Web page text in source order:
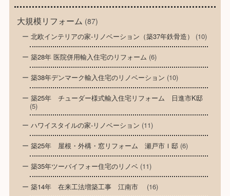
大規模リフォーム (87)
北欧インテリアの家-リノベーション（築37年鉄骨造） (10)
築28年 医院併用輸入住宅のリフォーム (6)
築38年デンマーク輸入住宅のリノベーション (10)
築25年 チューダー様式輸入住宅リフォーム 日進市K邸
(5)
ハワイスタイルの家-リノベーション (11)
築25年 屋根・外構・窓リフォーム 瀬戸市Ｉ邸(6)
築35年ツーバイフォー住宅のリノベ(11)
築14年 在来工法増築工事 江南市 (16)